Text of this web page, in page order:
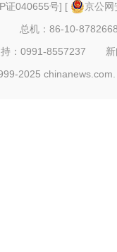
证040655号] [
京公
总机：86-10-
：0991-8557237
2025